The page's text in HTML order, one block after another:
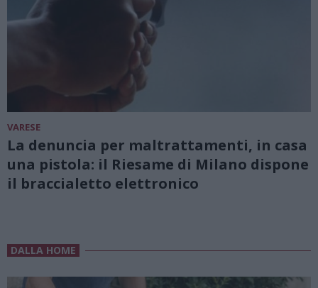
VARESE
La denuncia per maltrattamenti, in casa
una pistola: il Riesame di Milano dispone
il braccialetto elettronico
DALLA HOME